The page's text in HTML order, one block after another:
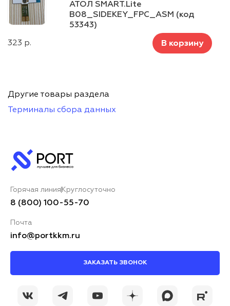
АТОЛ SMART.Lite
B08_SIDEKEY_FPC_ASM (код
53343)
323 р. В корзину
Другие товары раздела
Терминалы сбора данных
Горячая линия Круглосуточно
8 (800) 100-55-70
Почта
info@portkkm.ru
ЗАКАЗАТЬ ЗВОНОК